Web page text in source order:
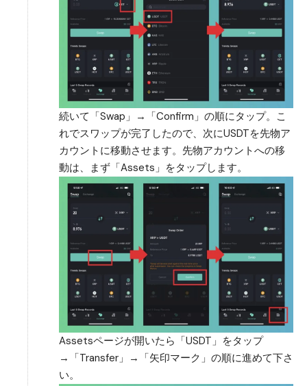
続いて「Swap」→「Confirm」の順にタップ。こ
れでスワップが完了したので、次にUSDTを先物ア
カウントに移動させます。先物アカウントへの移
動は、まず「Assets」をタップします。
Assetsページが開いたら「USDT」をタップ
→「Transfer」→「矢印マーク」の順に進めて下さ
い。